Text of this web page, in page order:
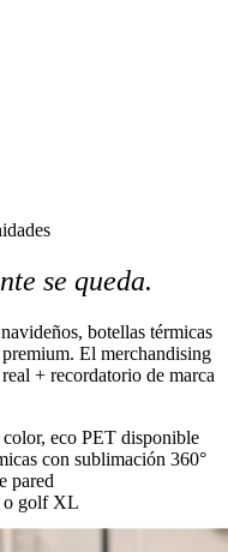
se queda.
botellas térmicas
premium. El merchandising
+ recordatorio de marca
eco PET disponible
con sublimación 360°
pared
o golf XL